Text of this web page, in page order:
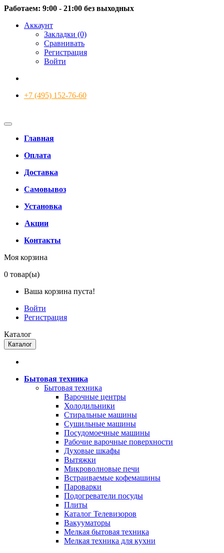
Работаем: 9:00 - 21:00 без выходных
Аккаунт
Закладки (0)
Сравнивать
Регистрация
Войти
+7 (495) 152-76-60
Главная
Оплата
Доставка
Самовывоз
Установка
Акции
Контакты
Моя корзина
0 товар(ы)
Ваша корзина пуста!
Войти
Регистрация
Каталог
Каталог
Бытовая техника
Бытовая техника
Варочные центры
Холодильники
Стиральные машины
Сушильные машины
Посудомоечные машины
Рабочие варочные поверхности
Духовые шкафы
Вытяжки
Микроволновые печи
Встраиваемые кофемашины
Пароварки
Подогреватели посуды
Плиты
Каталог Телевизоров
Вакууматоры
Мелкая бытовая техника
Мелкая техника для кухни